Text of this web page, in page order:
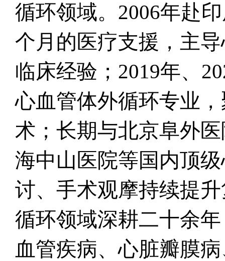
循环领域。2006年赴
个月的医疗支援，主
临床经验；2019年、
心血管体外循环专业
术；长期与北京阜外
海中山医院等国内顶
讨、手术观摩持续提
循环领域深耕二十余
血管疾病、心脏瓣膜